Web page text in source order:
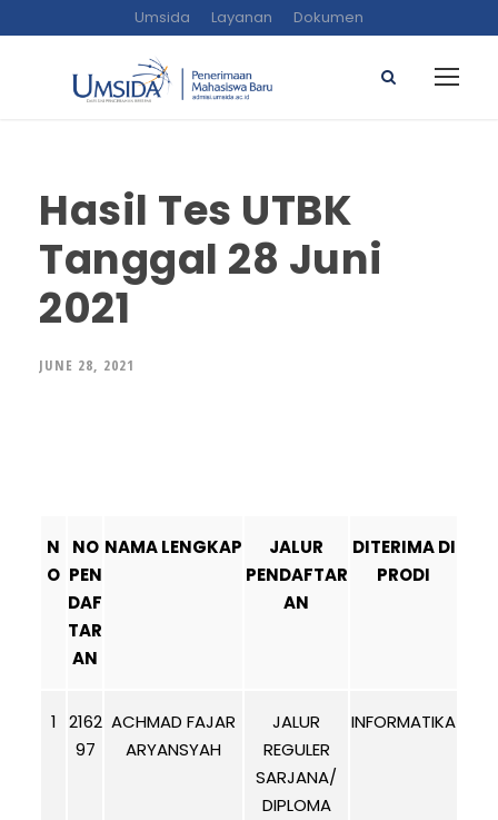
Umsida Layanan Dokumen
Hasil Tes UTBK
Tanggal 28 Juni
2021
JUNE 28, 2021
N
O
NO
PEN
DAF
TAR
AN
NAMA LENGKAP
JALUR
PENDAFTAR
AN
DITERIMA DI
PRODI
1 2162
97
ACHMAD FAJAR
ARYANSYAH
JALUR
REGULER
SARJANA/
DIPLOMA
INFORMATIKA